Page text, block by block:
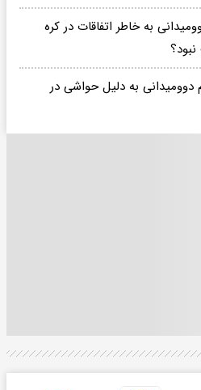
به خاطر اتفاقات در کره
تیم دوومیدانی به دلیل حواشی در